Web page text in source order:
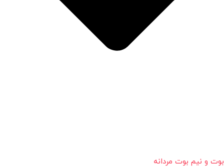
بوت و نیم بوت مردانه